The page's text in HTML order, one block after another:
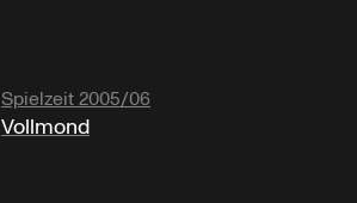
Spielzeit 2005/06
Vollmond